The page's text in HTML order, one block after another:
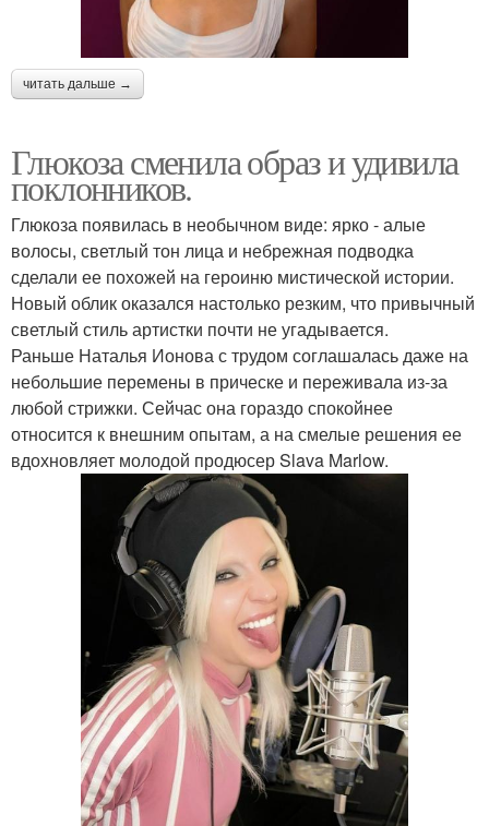
читать дальше →
Глюкоза сменила образ и удивила
поклонников.
Глюкоза появилась в необычном виде: ярко - алые
волосы, светлый тон лица и небрежная подводка
сделали ее похожей на героиню мистической истории.
Новый облик оказался настолько резким, что привычный
светлый стиль артистки почти не угадывается.
Раньше Наталья Ионова с трудом соглашалась даже на
небольшие перемены в прическе и переживала из-за
любой стрижки. Сейчас она гораздо спокойнее
относится к внешним опытам, а на смелые решения ее
вдохновляет молодой продюсер Slava Marlow.